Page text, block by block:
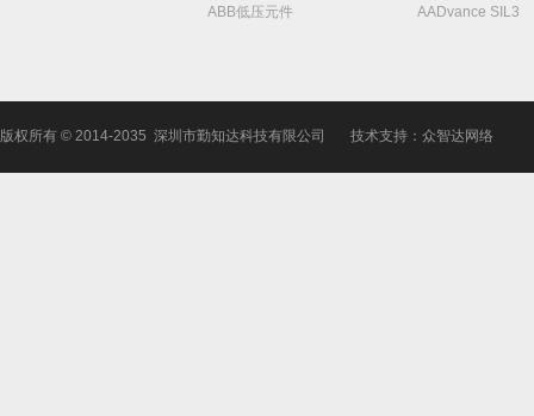
ABB低压元件 AADvance SIL3
版权所有 © 2014-2035 深圳市勤知达科技有限公司 技术支持：众智达网络